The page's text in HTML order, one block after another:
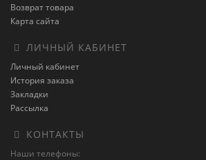
Возврат товара
Карта сайта
ЛИЧНЫЙ КАБИНЕТ
Личный кабинет
История заказа
Закладки
Рассылка
КОНТАКТЫ
Наши телефоны: